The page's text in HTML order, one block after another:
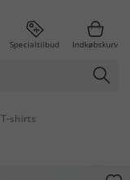
Specialtilbud Indkøbskurv
T-shirts